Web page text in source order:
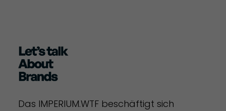
Das IMPERIUM.WTF beschäftigt sich